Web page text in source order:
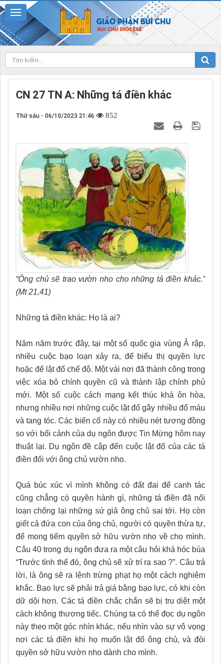
CN 27 TN A: Những tá điền khác
Thứ sáu - 06/10/2023 21:46 852
“Ông chủ sẽ trao vườn nho cho những tá điền khác.”
(Mt 21,41)
Những tá điền khác: Họ là ai?
Năm năm trước đây, tại một số quốc gia vùng Ả rập,
nhiều cuộc bạo loạn xảy ra, để biểu thị quyền lực
hoặc để lật đổ chế độ. Một vài nơi đã thành công trong
việc xóa bỏ chính quyền cũ và thành lập chính phủ
mới. Một số cuộc cách mạng kết thúc khá ôn hòa,
nhưng nhiều nơi những cuộc lật đổ gây nhiều đổ máu
và tang tóc. Các biến cố này có nhiều nét tương đồng
so với bối cảnh của dụ ngôn được Tin Mừng hôm nay
thuật lại. Dụ ngôn đề cập đến cuộc lật đổ của các tá
điền đối với ông chủ vườn nho.
Quá búc xúc vì mình không có đất đai để canh tác
cũng chẳng có quyền hành gì, những tá điền đã nổi
loạn chống lại những sứ giả ông chủ sai tới. Họ còn
giết cả đứa con của ông chủ, người có quyền thừa tự,
để mong tiếm quyền sở hữu vườn nho về cho mình.
Câu 40 trong dụ ngôn đưa ra một câu hỏi khá hóc búa
“Trước tình thế đó, ông chủ sẽ xử trí ra sao ?”. Câu trả
lời, là ông sẽ ra lệnh trừng phạt họ một cách nghiêm
khắc. Bạo lực sẽ phải trả giá bằng bạo lực, có khi còn
dữ dội hơn. Các tá điền chắc chắn sẽ bị tru diệt một
cách không thương tiếc. Chúng ta có thể đọc dụ ngôn
này theo một góc nhìn khác, nếu nhìn vào sự vô vọng
nơi các tá điền khi họ muốn lật đổ ông chủ, và đòi
quyền sở hữu vườn nho dành cho mình.